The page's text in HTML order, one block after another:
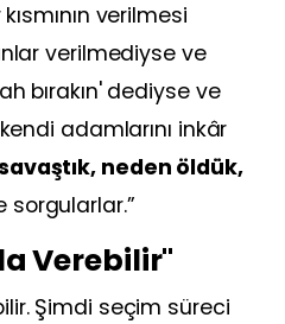
verilmesi
verilmediyse ve
bırakın' dediyse ve
adamlarını inkâr
neden öldük,
sorgularlar.”
Verebilir"
Şimdi seçim süreci